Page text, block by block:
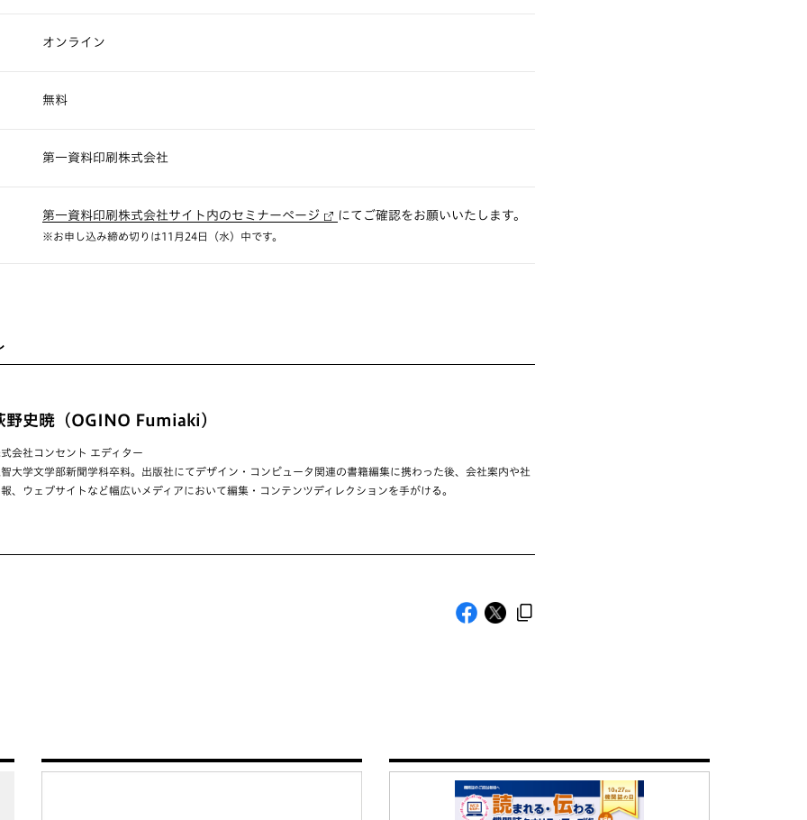
オンライン
無料
第一資料印刷株式会社
第一資料印刷株式会社サイト内のセミナーページ にてご確認をお願いいたします。
※お申し込み締め切りは11月24日（水）中です。
野史暁（OGINO Fumiaki）
会社コンセント エディター
大学文学部新聞学科卒料。出版社にてデザイン・コンピュータ関連の書籍編集に携わった後、会社案内や社
、ウェブサイトなど幅広いメディアにおいて編集・コンテンツディレクションを手がける。